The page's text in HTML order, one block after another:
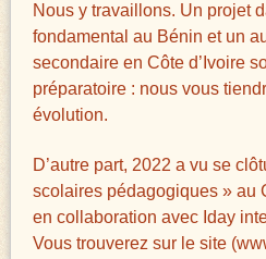
Nous y travaillons. Un projet
fondamental au Bénin et un
secondaire en Côte d’Ivoire
préparatoire : nous vous
évolution.
D’autre part, 2022 a vu se
scolaires pédagogiques » au
en collaboration avec Iday
Vous trouverez sur le site